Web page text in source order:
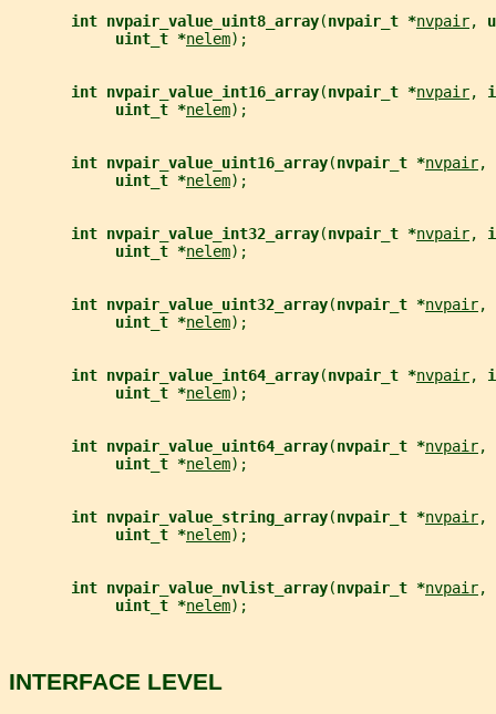
int nvpair_value_uint8_array(nvpair_t *nvpair,
uint_t *nelem);
int nvpair_value_int16_array(nvpair_t *nvpair,
uint_t *nelem);
int nvpair_value_uint16_array(nvpair_t *nvpair,
uint_t *nelem);
int nvpair_value_int32_array(nvpair_t *nvpair,
uint_t *nelem);
int nvpair_value_uint32_array(nvpair_t *nvpair,
uint_t *nelem);
int nvpair_value_int64_array(nvpair_t *nvpair,
uint_t *nelem);
int nvpair_value_uint64_array(nvpair_t *nvpair,
uint_t *nelem);
int nvpair_value_string_array(nvpair_t *nvpair,
uint_t *nelem);
int nvpair_value_nvlist_array(nvpair_t *nvpair,
uint_t *nelem);
INTERFACE LEVEL